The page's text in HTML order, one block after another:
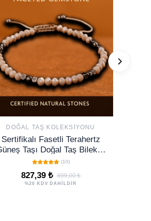
DOĞAL TAŞ KOLEKSIYONU
Sertifikalı Fasetli Terahertz
Taşı Doğal Taş Bileklik
İnce Model – Şık Tasarım
(10)
827,39 ₺ 899,00 ₺
%20 KDV DAHİLDİR